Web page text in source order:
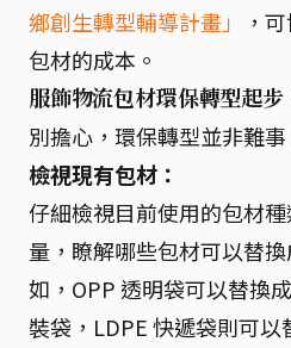
鄉創生轉型輔導計畫」
，
包材的成本。
服飾物流包材環保轉型起步
別擔心，環保轉型並非難事
檢視現有包材：
仔細檢視目前使用的包材
量，瞭解哪些包材可以替
如，OPP 透明袋可以替換
裝袋，LDPE 快遞袋則可以